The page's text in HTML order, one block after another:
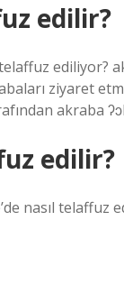
edilir?
telaffuz
ziyaret
akraba
edilir?
nasıl telaffuz